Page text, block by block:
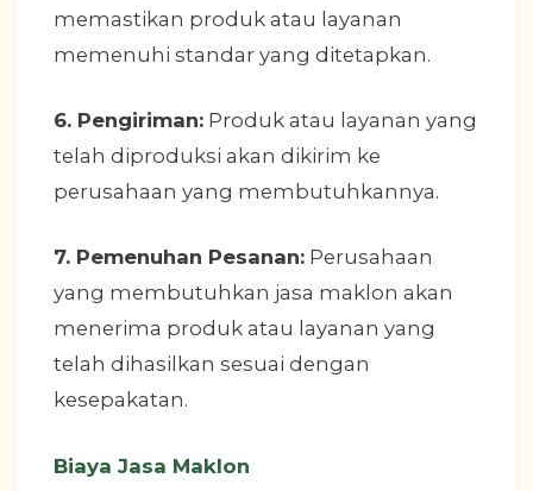
memastikan produk atau layanan
memenuhi standar yang ditetapkan.
6. Pengiriman: Produk atau layanan yang
telah diproduksi akan dikirim ke
perusahaan yang membutuhkannya.
7. Pemenuhan Pesanan: Perusahaan
yang membutuhkan jasa maklon akan
menerima produk atau layanan yang
telah dihasilkan sesuai dengan
kesepakatan.
Biaya Jasa Maklon